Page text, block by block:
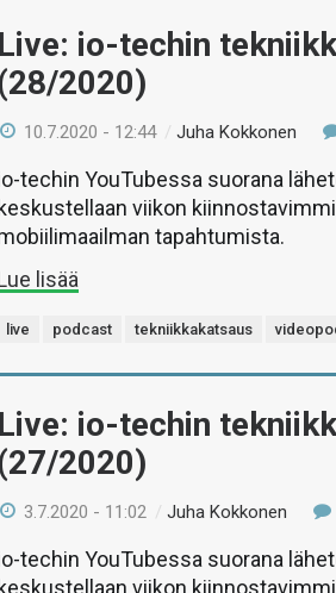
Live: io-techin
(28/2020)
10.7.2020 - 12:44 /Juha Kokkonen
techin YouTubessa suorana
keskustellaan viikon
tapahtumista.
lisää
live podcast tekniikkakatsaus
Live: io-techin
(27/2020)
3.7.2020 - 11:02 /Juha Kokkonen
techin YouTubessa suorana
keskustellaan viikon